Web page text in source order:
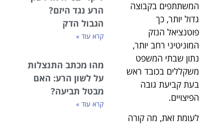
המשתתפים בקבוצה
גדול יותר, כך
פוטנציאל הנזק
המוניטיני רחב יותר,
נתון שבתי המשפט
משקללים בכובד ראש
בעת קביעת גובה
הפיצויים.
לעומת זאת, מה קורה
הרע נגד היזם?
הגבול הדק
קרא עוד »
מהו מכתב התנצלות
על לשון הרע: האם
מבטל תביעה?
קרא עוד »